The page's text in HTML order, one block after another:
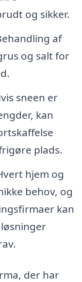
og sikker.
af
og salt for
sneen er
kan
plads.
hjem og
behov, og
kan
der har